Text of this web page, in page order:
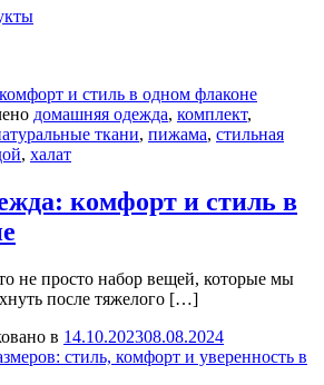
домашняя одежда, комплект,
ткани, пижама, стильная
, халат
комфорт и стиль в
не просто набор вещей, которые мы
после тяжелого […]
в 14.10.202308.08.2024